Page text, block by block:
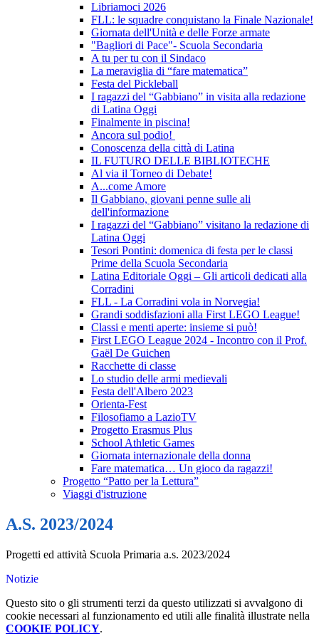
Libriamoci 2026
FLL: le squadre conquistano la Finale Nazionale!
Giornata dell'Unità e delle Forze armate
"Bagliori di Pace"- Scuola Secondaria
A tu per tu con il Sindaco
La meraviglia di “fare matematica”
Festa del Pickleball
I ragazzi del “Gabbiano” in visita alla redazione
di Latina Oggi
Finalmente in piscina!
Ancora sul podio!
Conoscenza della città di Latina
IL FUTURO DELLE BIBLIOTECHE
Al via il Torneo di Debate!
A...come Amore
Il Gabbiano, giovani penne sulle ali
dell'informazione
I ragazzi del “Gabbiano” visitano la redazione di
Latina Oggi
Tesori Pontini: domenica di festa per le classi
Prime della Scuola Secondaria
Latina Editoriale Oggi – Gli articoli dedicati alla
Corradini
FLL - La Corradini vola in Norvegia!
Grandi soddisfazioni alla First LEGO League!
Classi e menti aperte: insieme si può!
First LEGO League 2024 - Incontro con il Prof.
Gaël De Guichen
Racchette di classe
Lo studio delle armi medievali
Festa dell'Albero 2023
Orienta-Fest
Filosofiamo a LazioTV
Progetto Erasmus Plus
School Athletic Games
Giornata internazionale della donna
Fare matematica… Un gioco da ragazzi!
Progetto “Patto per la Lettura”
Viaggi d'istruzione
A.S. 2023/2024
Progetti ed attività Scuola Primaria a.s. 2023/2024
Notizie
Questo sito o gli strumenti terzi da questo utilizzati si avvalgono di
cookie necessari al funzionamento ed utili alle finalità illustrate nella
COOKIE POLICY.